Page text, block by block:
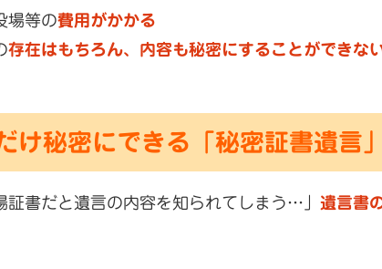
場等の費用がかかる
存在はもちろん、内容も秘密にすることができな
け秘密にできる「秘密証書遺言」
証書だと遺言の内容を知られてしまう…」 遺言書